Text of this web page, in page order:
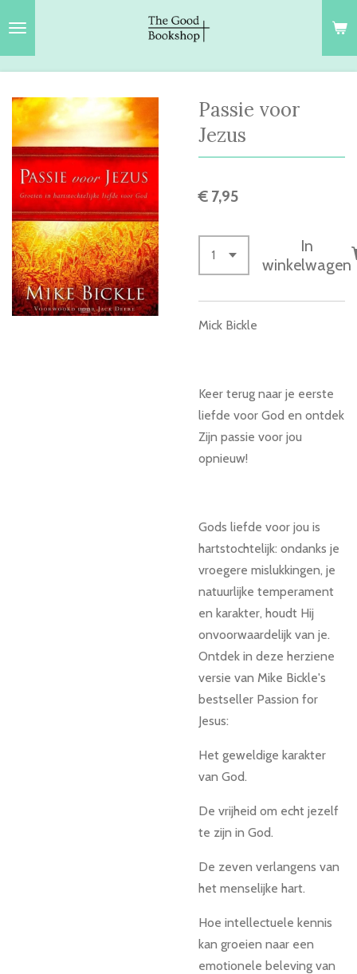
hoofdinhoud
Passie voor
Jezus
€ 7,95
In
winkelwagen
Mick Bickle
Keer terug naar je eerste
liefde voor God en ontdek
Zijn passie voor jou
opnieuw!
Gods liefde voor jou is
hartstochtelijk: ondanks je
vroegere mislukkingen, je
natuurlijke temperament
en karakter, houdt Hij
onvoorwaardelijk van je.
Ontdek in deze herziene
versie van Mike Bickle's
bestseller Passion for
Jesus:
Het geweldige karakter
van God.
De vrijheid om echt jezelf
te zijn in God.
De zeven verlangens van
het menselijke hart.
Hoe intellectuele kennis
kan groeien naar een
emotionele beleving van